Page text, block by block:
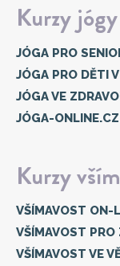
Kurzy jógy
JÓGA PRO
JÓGA PRO DĚTI
JÓGA VE
JÓGA-ONLINE.CZ
Kurzy
VŠÍMAVOST ON-
VŠÍMAVOST
VŠÍMAVOST VE